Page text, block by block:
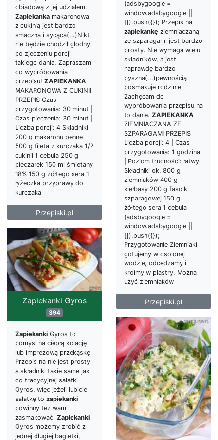
obiadową z jej udziałem.
Zapiekanka makaronowa
z cukinią jest bardzo
smaczna i sycąca(...)Nikt
nie będzie chodził głodny
po zjedzeniu porcji
takiego dania. Zapraszam
do wypróbowania
przepisu! ZAPIEKANKA
MAKARONOWA Z CUKINII
PRZEPIS Czas
przygotowania: 30 minut |
Czas pieczenia: 30 minut |
Liczba porcji: 4 Składniki
200 g makaronu penne
500 g fileta z kurczaka 1/2
cukinii 1 cebula 250 g
pieczarek 150 ml śmietany
18% 150 g żółtego sera 1
łyżeczka przyprawy do
kurczaka
Przepiski.pl
(adsbygoogle =
window.adsbygoogle ||
[]).push({}); Przepis na
zapiekankę ziemniaczaną
ze szparagami jest bardzo
prosty. Nie wymaga wielu
składników, a jest
naprawdę bardzo
pyszna(...)pewnością
posmakuje rodzinie.
Zachęcam do
wypróbowania przepisu na
to danie. ZAPIEKANKA
ZIEMNIACZANA ZE
SZPARAGAMI PRZEPIS
Liczba porcji: 4 | Czas
przygotowania: 1 godzina
| Poziom trudności: łatwy
Składniki ok. 800 g
ziemniaków 400 g
kiełbasy 200 g fasolki
szparagowej 150 g
żółtego sera 1 cebula
(adsbygoogle =
window.adsbygoogle ||
[]).push({});
Przygotowanie Ziemniaki
gotujemy w osolonej
wodzie, odcedzamy i
kroimy w plastry. Można
użyć ziemniaków
Przepiski.pl
Zapiekanki Gyros
394
Zapiekanki Gyros to
pomysł na ciepłą kolację
lub imprezową przekąskę.
Przepis na nie jest prosty,
a składniki takie same jak
do tradycyjnej sałatki
Gyros, więc jeżeli lubicie
sałatkę to zapiekanki
powinny też wam
zasmakować. Zapiekanki
Gyros możemy zrobić z
jednej długiej bagietki,